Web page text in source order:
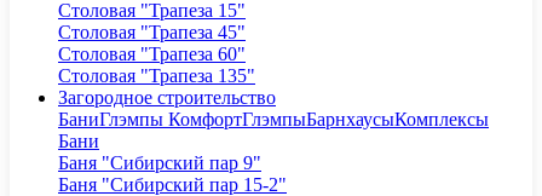
Столовая "Трапеза 15"
Столовая "Трапеза 45"
Столовая "Трапеза 60"
Столовая "Трапеза 135"
Загородное строительство
БаниГлэмпы КомфортГлэмпыБарнхаусыКомплексы
Бани
Баня "Сибирский пар 9"
Баня "Сибирский пар 15-2"